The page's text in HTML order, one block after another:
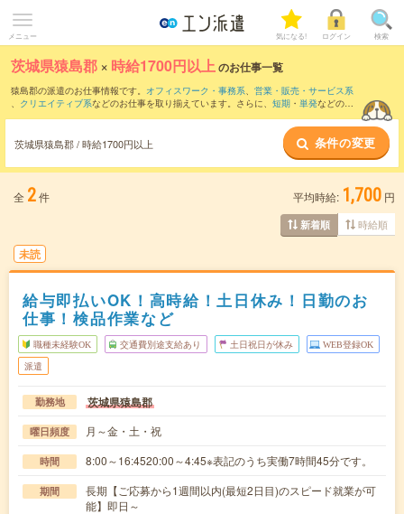
メニュー 気になる! ログイン 検索
茨城県猿島郡 × 時給1700円以上のお仕事一覧
猿島郡の派遣のお仕事情報です。 オフィスワーク・事務系、 営業・販売・サービス系
、 クリエイティブ系などのお仕事を取り揃えています。さらに、 短期 ・ 単発などの期
茨城県猿島郡 / 時給1700円以上 条件の変更
全 2件 平均時給: 1,700 円
新着順 時給順
未読
給与即払いOK！高時給！土日休み！日勤のお
仕事！検品作業など
職種未経験OK 交通費別途支給あり 土日祝日が休み WEB登録OK
派遣
勤務地 茨城県猿島郡
曜日頻度 月～金・土・祝
時間 8:00～16:4520:00～4:45※表記のうち実働7時間45分です。
期間
長期【ご応募から1週間以内(最短2日目)のスピード就業が可
能】即日～